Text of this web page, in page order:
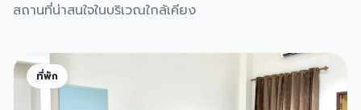
สถานที่น่าสนใจในบริเวณใกล้เคียง
ที่พัก